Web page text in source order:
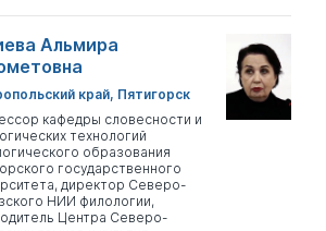
Альмира
край, Пятигорск
кафедры словесности и
технологий
образования
государственного
директор Северо-
НИИ филологии,
Центра Северо-